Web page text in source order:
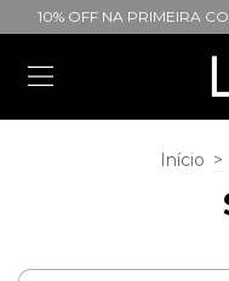
10% OFF NA PRIMEIRA
Início >